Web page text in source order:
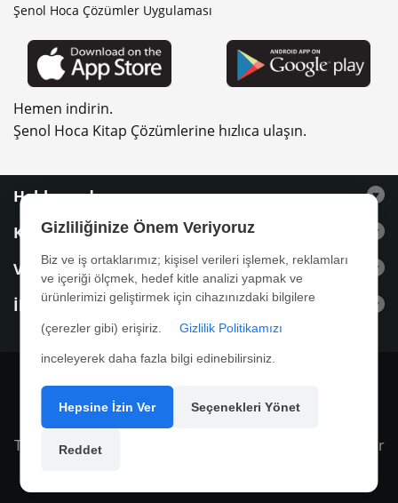
Şenol Hoca Çözümler Uygulaması
Hemen indirin.
Şenol Hoca Kitap Çözümlerine hızlıca ulaşın.
Hakkımızda
Kitaplar
Videolar
İletişim
Tasarım ve Yazılım
| Tüm hakları saklıdır
Gizliliğinize Önem Veriyoruz
Biz ve iş ortaklarımız; kişisel verileri işlemek, reklamları
ve içeriği ölçmek, hedef kitle analizi yapmak ve
ürünlerimizi geliştirmek için cihazınızdaki bilgilere
(çerezler gibi) erişiriz. Gizlilik Politikamızı
inceleyerek daha fazla bilgi edinebilirsiniz.
Hepsine İzin Ver Seçenekleri Yönet
Reddet